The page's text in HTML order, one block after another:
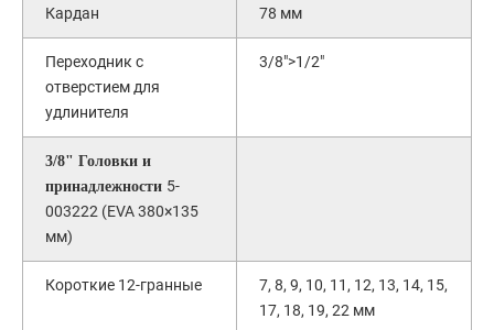
Кардан 78 мм
Переходник с
отверстием для
удлинителя
3/8">1/2"
3/8" Головки и
принадлежности 5-
003222 (EVA 380×135
мм)
Короткие 12-гранные
7, 8, 9, 10, 11, 12, 13, 14, 15,
17, 18, 19, 22 мм